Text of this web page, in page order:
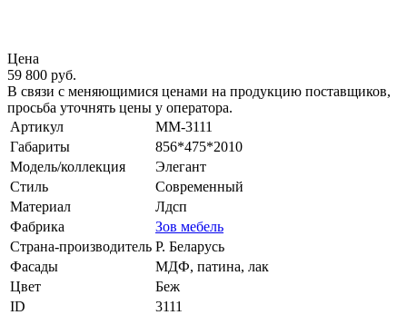
Цена
59 800 руб.
В связи с меняющимися ценами на продукцию поставщиков,
просьба уточнять цены у оператора.
Артикул
MM-3111
Габариты
856*475*2010
Модель/коллекция
Элегант
Стиль
Современный
Материал
Лдсп
Фабрика
Зов мебель
Страна-производитель Р. Беларусь
Фасады
МДФ, патина, лак
Цвет
Беж
ID
3111